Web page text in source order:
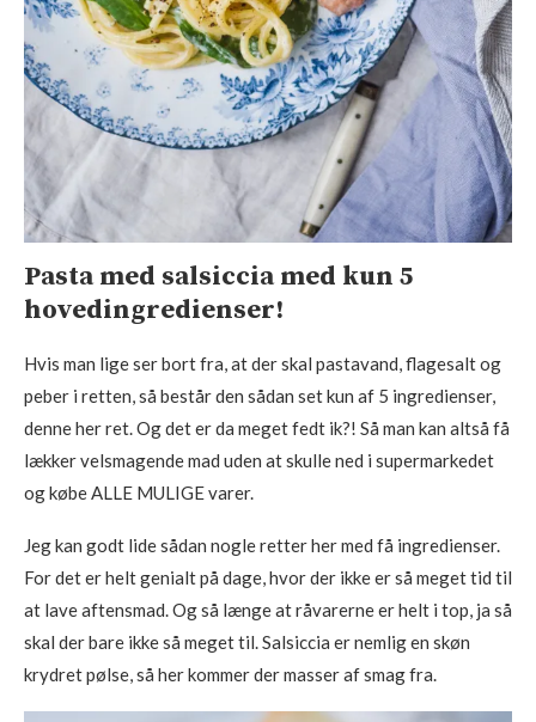
Pasta med salsiccia med kun 5
hovedingredienser!
Hvis man lige ser bort fra, at der skal pastavand, flagesalt og
peber i retten, så består den sådan set kun af 5 ingredienser,
denne her ret. Og det er da meget fedt ik?! Så man kan altså få
lækker velsmagende mad uden at skulle ned i supermarkedet
og købe ALLE MULIGE varer.
Jeg kan godt lide sådan nogle retter her med få ingredienser.
For det er helt genialt på dage, hvor der ikke er så meget tid til
at lave aftensmad. Og så længe at råvarerne er helt i top, ja så
skal der bare ikke så meget til. Salsiccia er nemlig en skøn
krydret pølse, så her kommer der masser af smag fra.